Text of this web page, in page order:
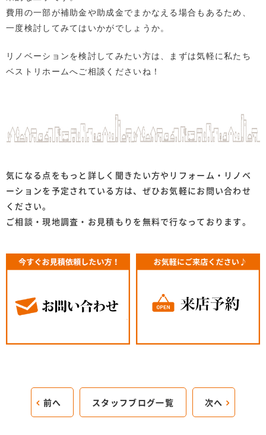
費用の一部が補助金や助成金でまかなえる場合もあるため、
一度検討してみてはいかがでしょうか。
リノベーションを検討してみたい方は、まずは気軽に私たち
ベストリホームへご相談くださいね！
気になる点をもっと詳しく聞きたい方やリフォーム・リノベ
ーションを予定されている方は、ぜひお気軽にお問い合わせ
ください。
ご相談・現地調査・お見積もりを無料で行なっております。
前へ スタッフブログ一覧 次へ